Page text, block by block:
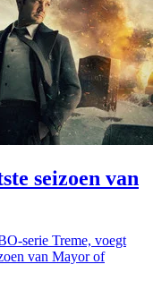
seizoen van
serie Treme, voegt
van Mayor of